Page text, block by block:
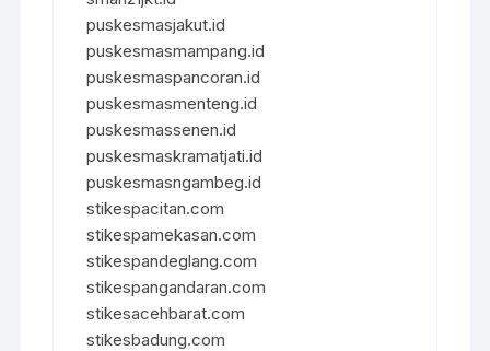
puskesmasjakut.id
puskesmasmampang.id
puskesmaspancoran.id
puskesmasmenteng.id
puskesmassenen.id
puskesmaskramatjati.id
puskesmasngambeg.id
stikespacitan.com
stikespamekasan.com
stikespandeglang.com
stikespangandaran.com
stikesacehbarat.com
stikesbadung.com